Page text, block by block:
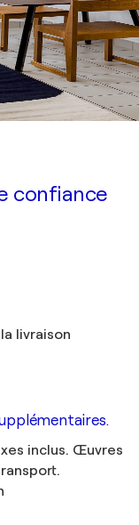
confiance
livraison
inclus. Œuvres